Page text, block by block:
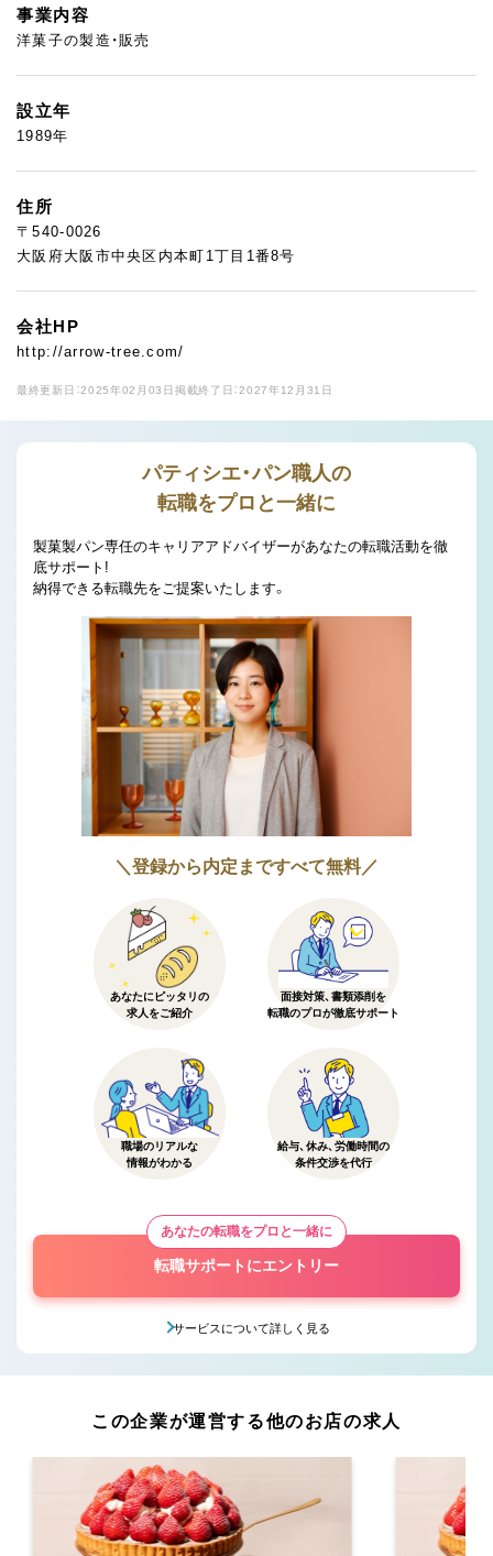
事業内容
洋菓子の製造・販売
設立年
1989年
住所
〒540-0026
大阪府大阪市中央区内本町1丁目1番8号
会社HP
http://arrow-tree.com/
最終更新日：2025年02月03日 掲載終了日：2027年12月31日
パティシエ・パン職人の
転職をプロと一緒に
製菓製パン専任のキャリアアドバイザーがあなたの転職活動を徹
底サポート!
納得できる転職先をご提案いたします。
＼登録から内定まですべて無料／
あなたにピッタリの
求人をご紹介
面接対策、書類添削を
転職のプロが徹底サポート
職場のリアルな
情報がわかる
給与、休み、労働時間の
条件交渉を代行
あなたの転職をプロと一緒に
転職サポートにエントリー
サービスについて詳しく見る
この企業が運営する他のお店の求人